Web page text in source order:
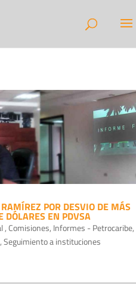
POR DESVIO DE MÁS
EN PDVSA
,Comisiones, Informes - Petrocaribe,
,Seguimiento a instituciones